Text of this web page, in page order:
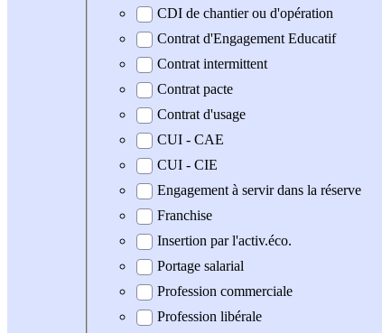
CDI de chantier ou d'opération
Contrat d'Engagement Educatif
Contrat intermittent
Contrat pacte
Contrat d'usage
CUI - CAE
CUI - CIE
Engagement à servir dans la réserve
Franchise
Insertion par l'activ.éco.
Portage salarial
Profession commerciale
Profession libérale